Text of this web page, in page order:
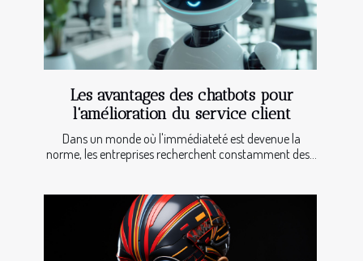
Les avantages des chatbots pour
l'amélioration du service client
Dans un monde où l'immédiateté est devenue la
norme, les entreprises recherchent constamment des...